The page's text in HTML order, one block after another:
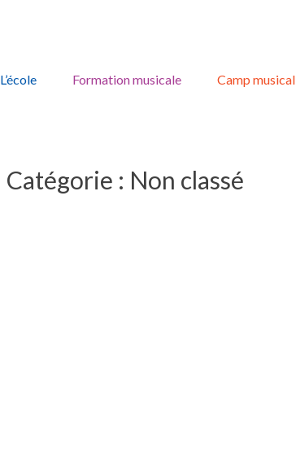
content
L’école Formation musicale Camp musical
Catégorie : Non classé